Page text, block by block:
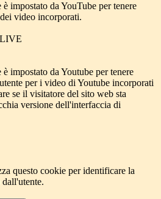
impostato da YouTube per tenere
video incorporati.
impostato da Youtube per tenere
per i video di Youtube incorporati
se il visitatore del sito web sta
versione dell'interfaccia di
questo cookie per identificare la